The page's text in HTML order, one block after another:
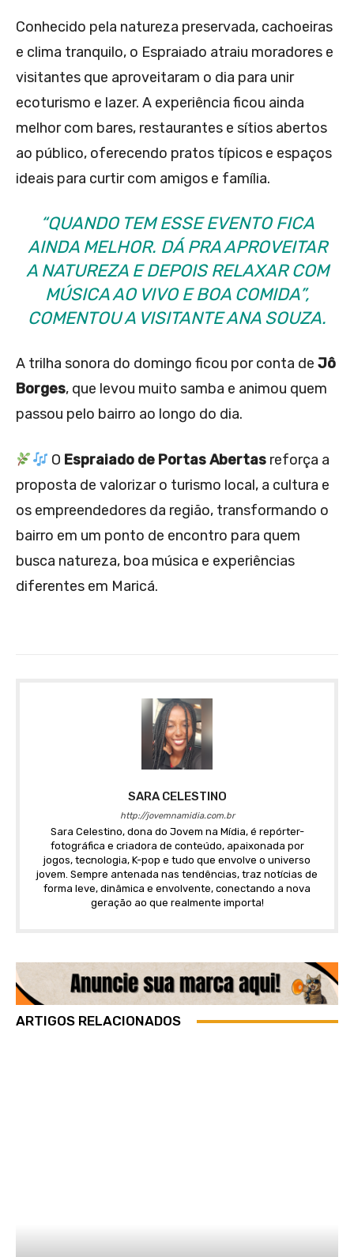
Conhecido pela natureza preservada, cachoeiras
e clima tranquilo, o Espraiado atraiu moradores e
visitantes que aproveitaram o dia para unir
ecoturismo e lazer. A experiência ficou ainda
melhor com bares, restaurantes e sítios abertos
ao público, oferecendo pratos típicos e espaços
ideais para curtir com amigos e família.
“QUANDO TEM ESSE EVENTO FICA
AINDA MELHOR. DÁ PRA APROVEITAR
A NATUREZA E DEPOIS RELAXAR COM
MÚSICA AO VIVO E BOA COMIDA”,
COMENTOU A VISITANTE ANA SOUZA.
A trilha sonora do domingo ficou por conta de Jô
Borges, que levou muito samba e animou quem
passou pelo bairro ao longo do dia.
O Espraiado de Portas Abertas reforça a
proposta de valorizar o turismo local, a cultura e
os empreendedores da região, transformando o
bairro em um ponto de encontro para quem
busca natureza, boa música e experiências
diferentes em Maricá.
SARA CELESTINO
http://jovemnamidia.com.br
Sara Celestino, dona do Jovem na Mídia, é repórter-
fotográfica e criadora de conteúdo, apaixonada por
jogos, tecnologia, K-pop e tudo que envolve o universo
jovem. Sempre antenada nas tendências, traz notícias de
forma leve, dinâmica e envolvente, conectando a nova
geração ao que realmente importa!
ARTIGOS RELACIONADOS